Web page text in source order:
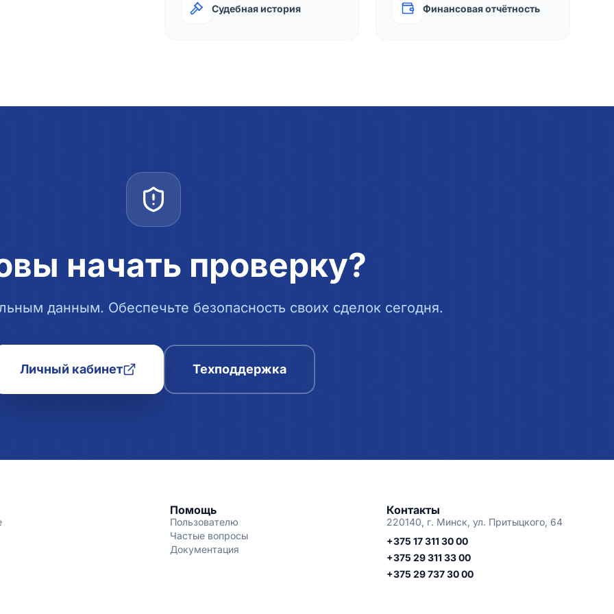
Судебная история Финансовая отчётность
начать проверку?
данным. Обеспечьте безопасность своих сделок сегодня.
Личный кабинет Техподдержка
Помощь
Пользователю
Частые вопросы
Документация
Контакты
220140, г. Минск, ул. Притыцкого, 64
+375 17 311 30 00
+375 29 311 33 00
+375 29 737 30 00